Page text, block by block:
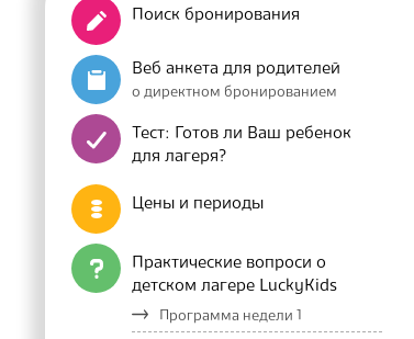
Поиск бронирования
Веб анкета для родителей
о директном бронированием
Тест: Готов ли Ваш ребенок
для лагеря?
Цены и периоды
Практические вопроси о
детском лагере LuckyKids
Программа недели 1